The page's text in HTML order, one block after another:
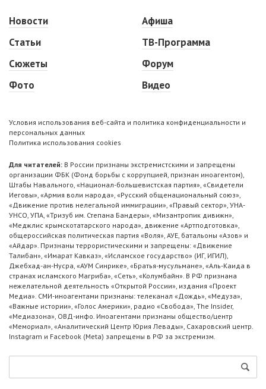
Новости
Статьи
Сюжеты
Фото
Афиша
ТВ-Программа
Форум
Видео
Условия использования веб-сайта и политика конфиденциальности и
персональных данных
Политика использования cookies
Для читателей: В России признаны экстремистскими и запрещены
организации ФБК (Фонд борьбы с коррупцией, признан иноагентом),
Штабы Навального, «Национал-большевистская партия», «Свидетели
Иеговы», «Армия воли народа», «Русский общенациональный союз»,
«Движение против нелегальной иммиграции», «Правый сектор», УНА-
УНСО, УПА, «Тризуб им. Степана Бандеры», «Мизантропик дивижн»,
«Меджлис крымскотатарского народа», движение «Артподготовка»,
общероссийская политическая партия «Воля», АУЕ, батальоны «Азов» и
«Айдар». Признаны террористическими и запрещены: «Движение
Талибан», «Имарат Кавказ», «Исламское государство» (ИГ, ИГИЛ),
Джебхад-ан-Нусра, «АУМ Синрике», «Братья-мусульмане», «Аль-Каида в
странах исламского Магриба», «Сеть», «Колумбайн». В РФ признана
нежелательной деятельность «Открытой России», издания «Проект
Медиа». СМИ-иноагентами признаны: телеканал «Дождь», «Медуза»,
«Важные истории», «Голос Америки», радио «Свобода», The Insider,
«Медиазона», ОВД-инфо. Иноагентами признаны общество/центр
«Мемориал», «Аналитический Центр Юрия Левады», Сахаровский центр.
Instagram и Facebook (Metа) запрещены в РФ за экстремизм.